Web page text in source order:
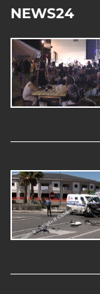
NEWS24